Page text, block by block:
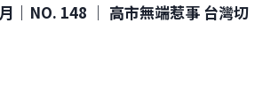
｜NO. 148 │ 高市無端惹事 台灣切